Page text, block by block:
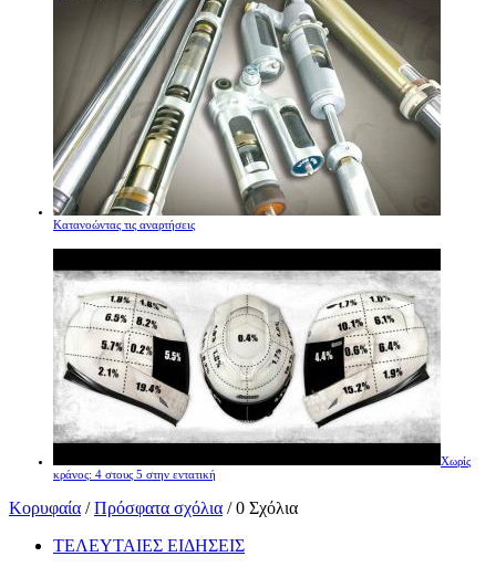
Κατανοώντας τις αναρτήσεις
Χωρίς
κράνος: 4 στους 5 στην εντατική
Κορυφαία /Πρόσφατα σχόλια / 0 Σχόλια
ΤΕΛΕΥΤΑΙΕΣ ΕΙΔΗΣΕΙΣ